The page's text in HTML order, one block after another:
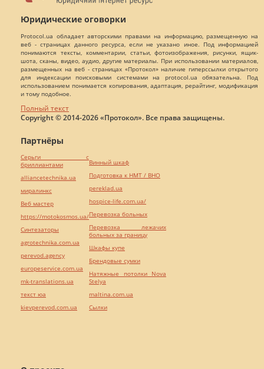
Юридические оговорки
Protocol.ua обладает авторскими правами на информацию, размещенную на
веб - страницах данного ресурса, если не указано иное. Под информацией
понимаются тексты, комментарии, статьи, фотоизображения, рисунки, ящик-
шота, сканы, видео, аудио, другие материалы. При использовании материалов,
размещенных на веб - страницах «Протокол» наличие гиперссылки открытого
для индексации поисковыми системами на protocol.ua обязательна. Под
использованием понимается копирования, адаптация, рерайтинг, модификация
и тому подобное.
Полный текст
Copyright © 2014-2026 «Протокол». Все права защищены.
Партнёры
Серьги с
бриллиантами
alliancetechnika.ua
миралинкс
Веб мастер
https://motokosmos.ua/
Синтезаторы
agrotechnika.com.ua
perevod.agency
europeservice.com.ua
mk-translations.ua
текст юа
kievperevod.com.ua
Винный шкаф
Подготовка к НМТ / ВНО
pereklad.ua
hospice-life.com.ua/
Перевозка больных
Перевозка лежачих
больных за границу
Шкафы купе
Брендовые сумки
Натяжные потолки Nova
Stelya
maltina.com.ua
Cылки